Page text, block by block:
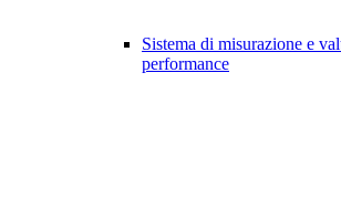
Sistema di misurazione e
performance